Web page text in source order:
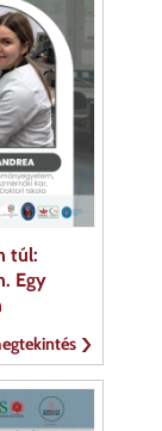
túl:
Egy